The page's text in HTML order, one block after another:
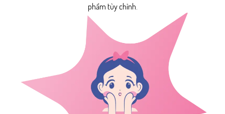
phẩm tùy chỉnh.